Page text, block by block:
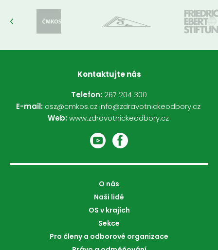
Kontaktujte nás
Telefon: 267 204 300
E-mail: osz@cmkos.cz info@zdravotnickeodbory.cz
Web:www.zdravotnickeodbory.cz
O nás
Naši lidé
OS v krajích
Sekce
Pro členy a odborové organizace